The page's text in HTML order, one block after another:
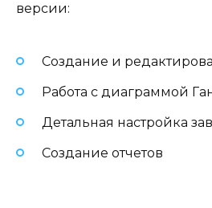
версии:
Создание и
Работа с диаграммой
Детальная настройка
Создание отчетов